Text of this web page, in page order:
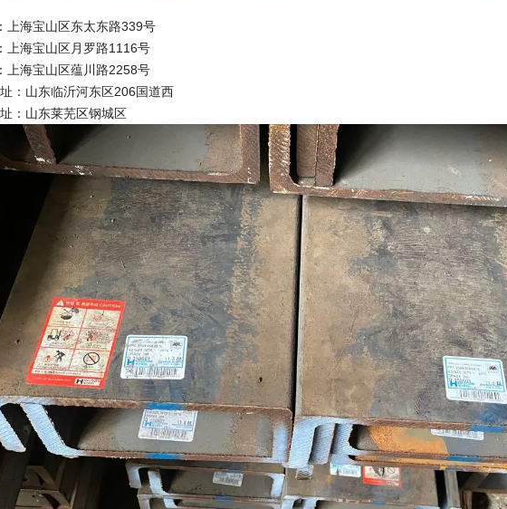
上海宝山区东太东路339号
上海宝山区月罗路1116号
上海宝山区蕴川路2258号
：山东临沂河东区206国道西
：山东莱芜区钢城区